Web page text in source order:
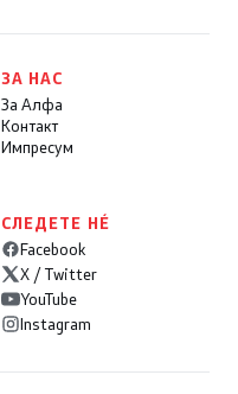
ЗА НАС
За Алфа
Контакт
Импресум
СЛЕДЕТЕ НÉ
Facebook
X / Twitter
YouTube
Instagram